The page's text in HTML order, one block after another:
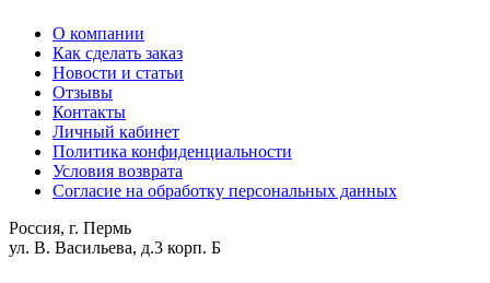
О компании
Как сделать заказ
Новости и статьи
Отзывы
Контакты
Личный кабинет
Политика конфиденциальности
Условия возврата
Согласие на обработку персональных данных
Россия, г. Пермь
ул. В. Васильева, д.3 корп. Б